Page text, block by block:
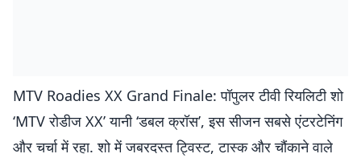
MTV Roadies XX Grand Finale: पॉपुलर टीवी रियलिटी शो
‘MTV रोडीज XX’ यानी ‘डबल क्रॉस’, इस सीजन सबसे एंटरटेनिंग
और चर्चा में रहा. शो में जबरदस्त ट्विस्ट, टास्क और चौंकाने वाले